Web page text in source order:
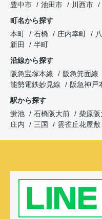
豊中市
池田市 川西市
町名から探す
本町
石橋 庄内幸町
新田
半町
沿線から探す
阪急宝塚本線
阪急箕面線
能勢電鉄妙見線
阪急神戸
駅から探す
蛍池
石橋阪大前 柴原
庄内
三国 雲雀丘花屋敷